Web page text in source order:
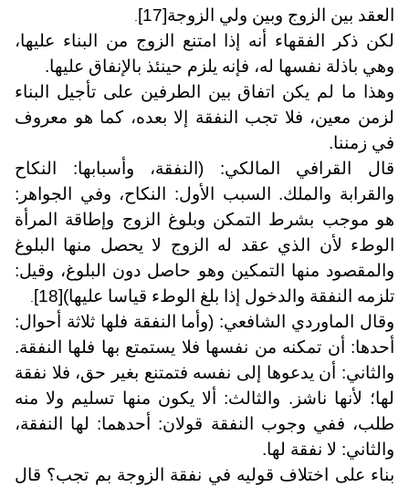
العقد بين الزوج وبين ولي الزوجة[17]
لكن ذكر الفقهاء أنه إذا امتنع الزوج من البناء عليها،
وهي باذلة نفسها له، فإنه يلزم حينئذ بالإنفاق عليها.
وهذا ما لم يكن اتفاق بين الطرفين على تأجيل البناء
لزمن معين، فلا تجب النفقة إلا بعده، كما هو معروف
في زمننا.
قال القرافي المالكي: (النفقة، وأسبابها: النكاح
والقرابة والملك. السبب الأول: النكاح، وفي الجواهر:
هو موجب بشرط التمكن وبلوغ الزوج وإطاقة المرأة
الوطء لأن الذي عقد له الزوج لا يحصل منها البلوغ
والمقصود منها التمكين وهو حاصل دون البلوغ، وقيل:
تلزمه النفقة والدخول إذا بلغ الوطء قياسا عليها)[18]
وقال الماوردي الشافعي: (وأما النفقة فلها ثلاثة أحوال:
أحدها: أن تمكنه من نفسها فلا يستمتع بها فلها النفقة.
والثاني: أن يدعوها إلى نفسه فتمتنع بغير حق، فلا نفقة
لها؛ لأنها ناشز. والثالث: ألا يكون منها تسليم ولا منه
طلب، ففي وجوب النفقة قولان: أحدهما: لها النفقة،
والثاني: لا نفقة لها.
بناء على اختلاف قوليه في نفقة الزوجة بم تجب؟ قال